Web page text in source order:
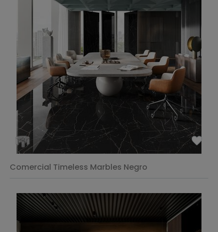
Comercial Timeless Marbles Negro